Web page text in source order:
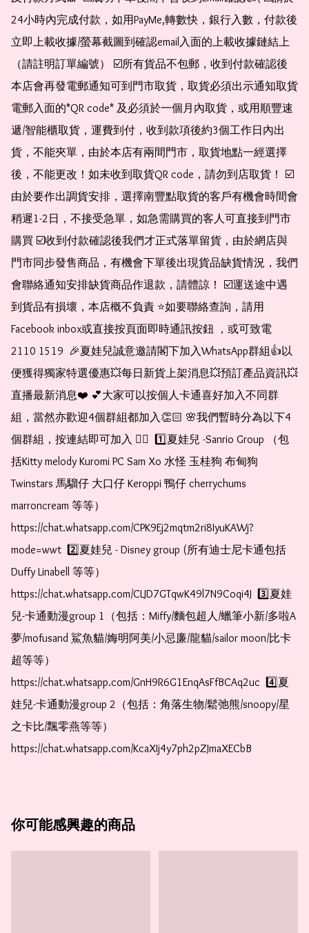
24小時內完成付款，如用PayMe,轉數快，銀行入數，付款後
立即上載收據/螢幕截圖到確認email入面的上載收據鏈結上
（請註明訂單編號） ☑️所有貨品不包郵，收到付款確認後
本店會再發電郵通知可到門市取貨，取貨必須出示通知取貨
電郵入面的*QR code* 及必須於一個月內取貨，或用順豐速
遞/智能櫃取貨，運費到付，收到款項後約3個工作日內出
貨，不能夾單，由於本店有兩間門市，取貨地點一經選擇
後，不能更改！如未收到取貨QR code，請勿到店取貨！ ☑️
由於要作出調貨安排，選擇南豐點取貨的客戶有機會時間會
稍遲1-2日，不接受急單，如急需購買的客人可直接到門市
購買 ☑️收到付款確認後我們才正式落單留貨，由於網店與
門市同步發售商品，有機會下單後出現貨品缺貨情況，我們
會聯絡通知安排缺貨商品作退款，請體諒！ ☑️運送途中遇
到貨品有損壞，本店概不負責 ⭐️如要聯絡查詢，請用
Facebook inbox或直接按頁面即時通訊按鈕 ，或可致電
2110 1519  🎉夏娃兒誠意邀請閣下加入WhatsApp群組👍以
便獲得獨家特選優惠💥每日新貨上架消息💥預訂產品資訊💥
直播最新消息❤️ 💕大家可以按個人卡通喜好加入不同群
組，當然亦歡迎4個群組都加入👏🏻 🌸我們暫時分為以下4
個群組，按連結即可加入 👇🏻  1️⃣夏娃兒 -Sanrio Group （包
括Kitty melody Kuromi PC Sam Xo 水怪 玉桂狗 布甸狗
Twinstars 馬騮仔 大口仔 Keroppi 鴨仔 cherrychums
marroncream 等等）
https://chat.whatsapp.com/CPK9Ej2mqtm2ri8IyuKAWj?
mode=wwt  2️⃣夏娃兒 - Disney group (所有迪士尼卡通包括
Duffy Linabell 等等）
https://chat.whatsapp.com/CLJD7GTqwK49l7N9Coqi4J  3️⃣夏娃
兒-卡通動漫group 1（包括：Miffy/麵包超人/蠟筆小新/多啦A
夢/mofusand 鯊魚貓/娒明阿美/小忌廉/龍貓/sailor moon/比卡
超等等）
https://chat.whatsapp.com/GnH9R6G1EnqAsFfBCAq2uc  4️⃣夏
娃兒-卡通動漫group 2（包括：角落生物/鬆弛熊/snoopy/星
之卡比/飄零燕等等）
https://chat.whatsapp.com/KcaXIj4y7ph2pZJmaXECbB
你可能感興趣的商品